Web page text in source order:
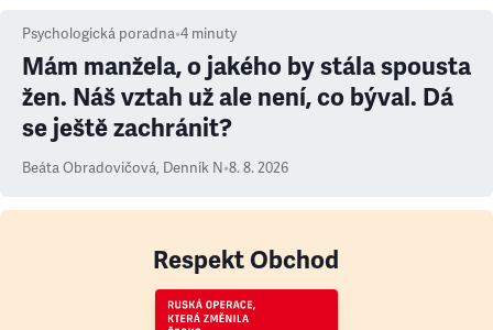
Psychologická poradna•4 minuty
Mám manžela, o jakého by stála spousta
žen. Náš vztah už ale není, co býval. Dá
se ještě zachránit?
Beáta Obradovičová, Denník N•8. 8. 2026
Respekt Obchod